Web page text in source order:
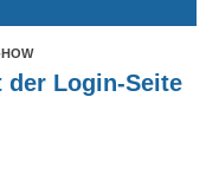
der Login-Seite